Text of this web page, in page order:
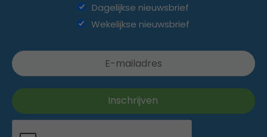
Dagelijkse nieuwsbrief
Wekelijkse nieuwsbrief